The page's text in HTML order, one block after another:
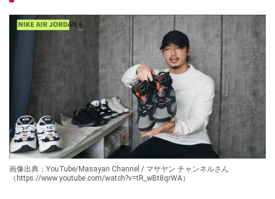
画像出典：YouTube/Masayan Channel / マサヤン チャンネルさん
（https://www.youtube.com/watch?v=tR_wBt8qrWA）